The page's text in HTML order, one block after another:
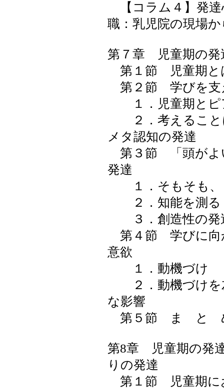
【コラム４】発達
職：乳児院の現場か
第７章 児童期の
第１節 児童期と
第２節 学びを支
１．児童期とピ
２．考えること
メタ認知の発達
第３節 「頭がよ
発達
１．そもそも、
２．知能を測る
３．創造性の発
第４節 学びに向
意欲
１．動機づけ
２．動機づけを
な影響
第５節 ま と
第8章 児童期の発
りの発達
第１節 児童期に